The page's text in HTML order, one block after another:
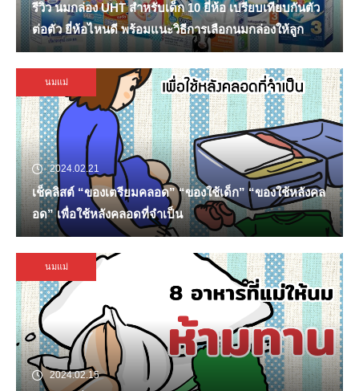
รีวิว นมกล่อง UHT สำหรับเด็ก 10 ยี่ห้อ เปรียบเทียบกันตัว
ต่อตัว ยี่ห้อไหนดี พร้อมแนะวิธีการเลือกนมกล่องให้ลูก
นมแม่
2024.02.21
เช็คลิสต์ “ของเตรียมคลอด” “ของใช้เด็ก” “ของใช้หลังคล
อด” เพื่อใช้หลังคลอดที่จำเป็น
นมแม่
2024.02.15